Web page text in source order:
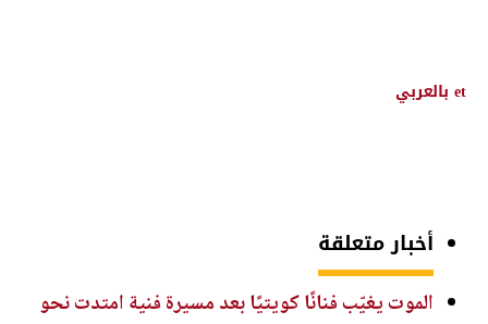
et بالعربي
أخبار متعلقة
الموت يغيّب فنانًا كويتيًا بعد مسيرة فنية امتدت نحو